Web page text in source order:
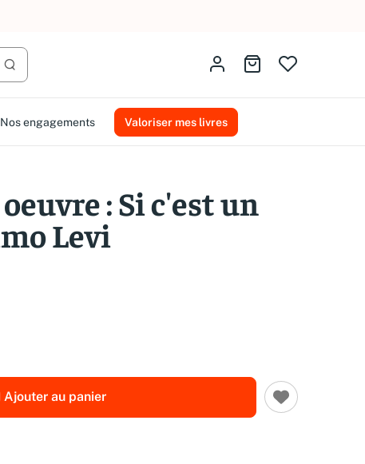
Lancer la recherche
Identifiez-vousAller au panier
Nos engagements Valoriser mes livres
: Si c'est un
Levi
Ajouter au panier